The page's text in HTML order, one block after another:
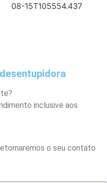
inclusive aos
o seu contato